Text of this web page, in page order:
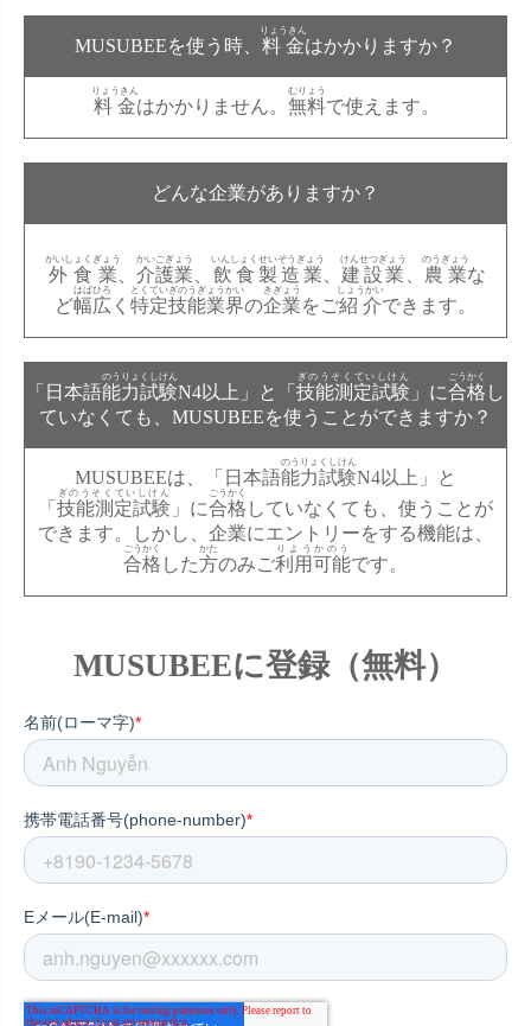
MUSUBEEを使う時、 料金
りょうきん
はかかりますか？
料金
りょうきん
はかかりません。 無料
むりょう
で使えます。
どんな企業がありますか？
外食業
がいしょくぎょう
介護業
かいごぎょう
飲食製造業
いんしょくせいぞうぎょう
建設業
けんせつぎょう
農業
のうぎょう
な
ど幅広
はばひろ
く 特定技能業界
とくていぎのうぎょうかい
の企業
きぎょう
をご紹介
しょうかい
できます。
「日本語能力試験
のうりょくしけん
N4以上」と「 技能測定試験
ぎのうそくていしけん
」に合格
ごうかく
し
ていなくても、MUSUBEEを使うことができますか？
MUSUBEEは、「日本語能力試験
のうりょくしけん
N4以上」と
「 技能測定試験
ぎのうそくていしけん
」に合格
ごうかく
していなくても、使うことが
できます。しかし、企業にエントリーをする機能は、
合格
ごうかく
した方
かた
のみご利用可能
りようかのう
です。
MUSUBEEに登録（無料）